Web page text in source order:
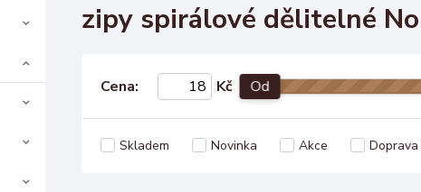
zipy spirálové dělitelné
Cena: Kč Od
Skladem Novinka Akce